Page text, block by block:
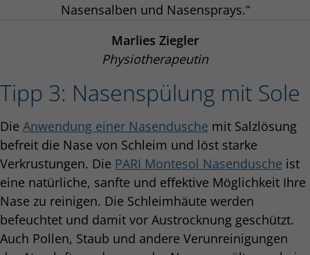
Nasensalben und Nasensprays.“
Marlies Ziegler
Physiotherapeutin
Tipp 3: Nasenspülung mit Sole
Die Anwendung einer Nasendusche mit Salzlösung
befreit die Nase von Schleim und löst starke
Verkrustungen. Die PARI Montesol Nasendusche ist
eine natürliche, sanfte und effektive Möglichkeit Ihre
Nase zu reinigen. Die Schleimhäute werden
befeuchtet und damit vor Austrocknung geschützt.
Auch Pollen, Staub und andere Verunreinigungen